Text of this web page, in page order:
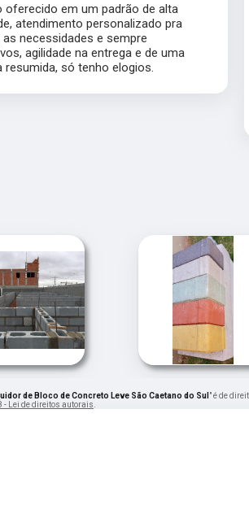
oferecido em um padrão de alta
atendimento personalizado pra
as necessidades e sempre
agilidade na entrega e de uma
resumida, só tenho elogios.
de Bloco de Concreto Leve São Caetano do Sul " é de
- Lei de direitos autorais